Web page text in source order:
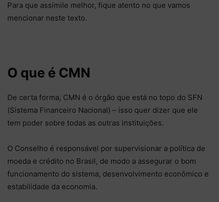
Para que assimile melhor, fique atento no que vamos
mencionar neste texto.
O que é CMN
De certa forma, CMN é o órgão que está no topo do SFN
(Sistema Financeiro Nacional) – isso quer dizer que ele
tem poder sobre todas as outras instituições.
O Conselho é responsável por supervisionar a política de
moeda e crédito no Brasil, de modo a assegurar o bom
funcionamento do sistema, desenvolvimento econômico e
estabilidade da economia.